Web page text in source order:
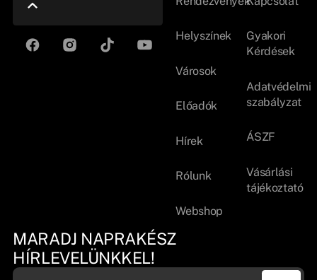
Helyszínek
Városok
Előadók
Hírek
Rólunk
Webshop
Gyakori
Kérdések
Adatvédelmi
szabályzat
ÁSZF
Vásárlási
tájékoztató
MARADJ NAPRAKÉSZ
HÍRLEVELÜNKKEL!